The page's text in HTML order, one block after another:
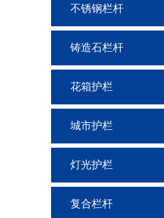
不锈钢栏杆
铸造石栏杆
花箱护栏
城市护栏
灯光护栏
复合栏杆